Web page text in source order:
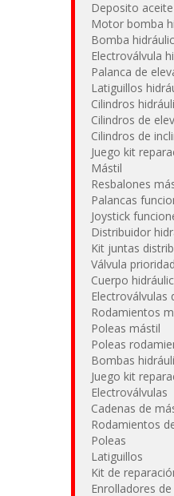
Deposito
Motor bomba
Bomba
Electroválvula
Palanca de
Latiguillos
Cilindros
Cilindros de
Cilindros de
Juego kit
Mástil
Resbalones
Palancas
Joystick
Distribuidor
Kit juntas
Válvula
Cuerpo
Electroválvulas
Rodamientos
Poleas mástil
Poleas
Bombas
Juego kit
Electroválvulas
Cadenas de
Rodamientos
Poleas
Latiguillos
Kit de
Enrolladores